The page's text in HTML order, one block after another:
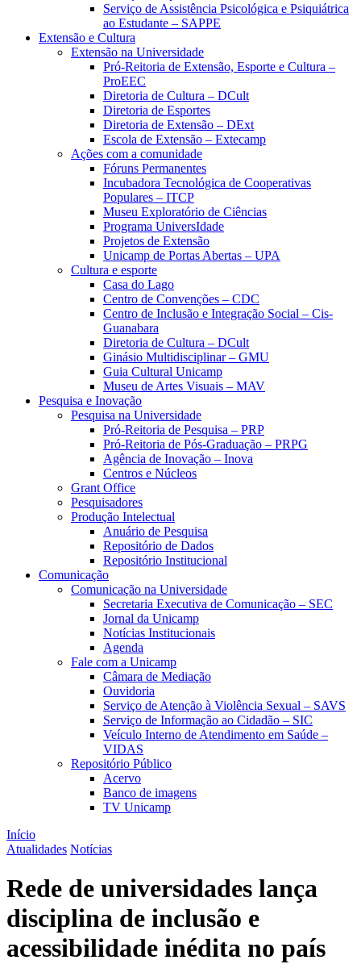
Serviço de Assistência Psicológica e Psiquiátrica
ao Estudante – SAPPE
Extensão e Cultura
Extensão na Universidade
Pró-Reitoria de Extensão, Esporte e Cultura –
ProEEC
Diretoria de Cultura – DCult
Diretoria de Esportes
Diretoria de Extensão – DExt
Escola de Extensão – Extecamp
Ações com a comunidade
Fóruns Permanentes
Incubadora Tecnológica de Cooperativas
Populares – ITCP
Museu Exploratório de Ciências
Programa UniversIdade
Projetos de Extensão
Unicamp de Portas Abertas – UPA
Cultura e esporte
Casa do Lago
Centro de Convenções – CDC
Centro de Inclusão e Integração Social – Cis-
Guanabara
Diretoria de Cultura – DCult
Ginásio Multidisciplinar – GMU
Guia Cultural Unicamp
Museu de Artes Visuais – MAV
Pesquisa e Inovação
Pesquisa na Universidade
Pró-Reitoria de Pesquisa – PRP
Pró-Reitoria de Pós-Graduação – PRPG
Agência de Inovação – Inova
Centros e Núcleos
Grant Office
Pesquisadores
Produção Intelectual
Anuário de Pesquisa
Repositório de Dados
Repositório Institucional
Comunicação
Comunicação na Universidade
Secretaria Executiva de Comunicação – SEC
Jornal da Unicamp
Notícias Institucionais
Agenda
Fale com a Unicamp
Câmara de Mediação
Ouvidoria
Serviço de Atenção à Violência Sexual – SAVS
Serviço de Informação ao Cidadão – SIC
Veículo Interno de Atendimento em Saúde –
VIDAS
Repositório Público
Acervo
Banco de imagens
TV Unicamp
Início
Atualidades Notícias
Rede de universidades lança
disciplina de inclusão e
acessibilidade inédita no país